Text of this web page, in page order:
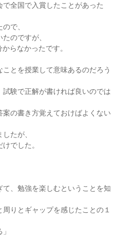
全国で入賞したことがあった
で、
のですが、
らなかったです。
ことを授業して意味あるのだろう
試験で正解が書ければ良いのでは
案の書き方覚えておけばよくない
たが、
でした。
て、勉強を楽しむということを知
りとギャップを感じたことの１